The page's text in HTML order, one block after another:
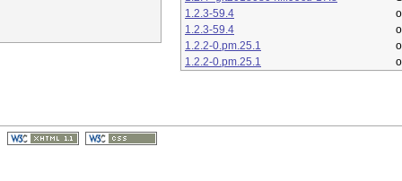
1.2.3-59.4
1.2.3-59.4
1.2.2-0.pm.25.1
1.2.2-0.pm.25.1